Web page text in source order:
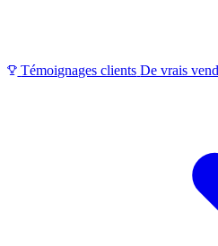
Témoignages clients De vrais